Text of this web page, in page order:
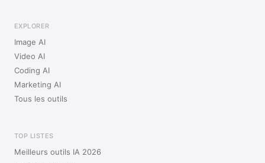
EXPLORER
Image AI
Video AI
Coding AI
Marketing AI
Tous les outils
TOP LISTES
Meilleurs outils IA 2026